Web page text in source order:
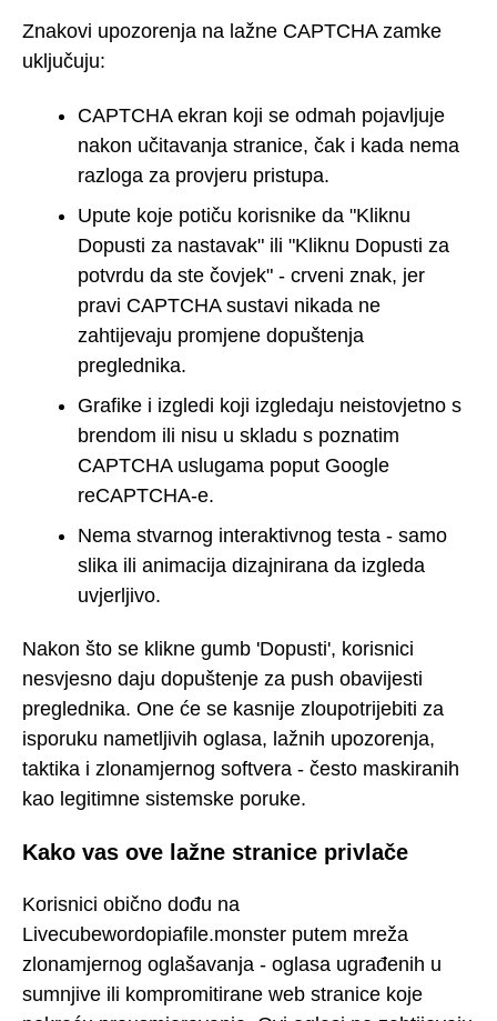
Znakovi upozorenja na lažne CAPTCHA zamke
uključuju:
CAPTCHA ekran koji se odmah pojavljuje
nakon učitavanja stranice, čak i kada nema
razloga za provjeru pristupa.
Upute koje potiču korisnike da "Kliknu
Dopusti za nastavak" ili "Kliknu Dopusti za
potvrdu da ste čovjek" - crveni znak, jer
pravi CAPTCHA sustavi nikada ne
zahtijevaju promjene dopuštenja
preglednika.
Grafike i izgledi koji izgledaju neistovjetno s
brendom ili nisu u skladu s poznatim
CAPTCHA uslugama poput Google
reCAPTCHA-e.
Nema stvarnog interaktivnog testa - samo
slika ili animacija dizajnirana da izgleda
uvjerljivo.
Nakon što se klikne gumb 'Dopusti', korisnici
nesvjesno daju dopuštenje za push obavijesti
preglednika. One će se kasnije zloupotrijebiti za
isporuku nametljivih oglasa, lažnih upozorenja,
taktika i zlonamjernog softvera - često maskiranih
kao legitimne sistemske poruke.
Kako vas ove lažne stranice privlače
Korisnici obično dođu na
Livecubewordopiafile.monster putem mreža
zlonamjernog oglašavanja - oglasa ugrađenih u
sumnjive ili kompromitirane web stranice koje